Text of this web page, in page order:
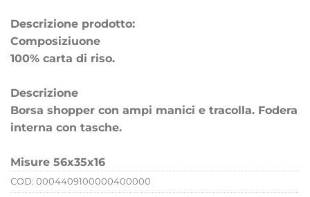
Descrizione prodotto:
Composiziuone
100% carta di riso.
Descrizione
Borsa shopper con ampi manici e tracolla. Fodera
interna con tasche.
Misure 56x35x16
COD: 0004409100000400000